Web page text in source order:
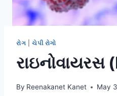
રોગ ચેપી રોગો
રાઇનોવાયરસ
By Reenakanet Kanet May